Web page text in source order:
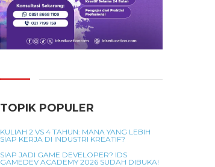
TOPIK POPULER
KULIAH 2 VS 4 TAHUN: MANA YANG LEBIH
SIAP KERJA DI INDUSTRI KREATIF?
SIAP JADI GAME DEVELOPER? IDS
GAMEDEV ACADEMY 2026 SUDAH DIBUKA!